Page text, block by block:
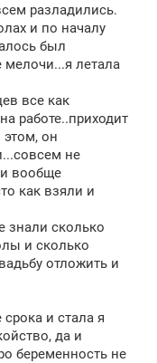
разладились.
и по началу
был
мелочи...я летала
все как
работе..приходит
этом, он
не
вообще
как взяли и
знали сколько
и сколько
отложить и
и стала я
да и
беременность не